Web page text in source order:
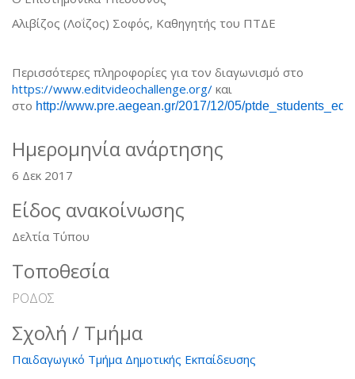
Αλιβίζος (Λοΐζος) Σοφός, Καθηγητής του ΠΤΔΕ
Περισσότερες πληροφορίες για τον διαγωνισμό στο
https://www.editvideochallenge.org/ και
στο http://www.pre.aegean.gr/2017/12/05/
Ημερομηνία ανάρτησης
6 Δεκ 2017
Είδος ανακοίνωσης
Δελτία Τύπου
Τοποθεσία
ΡΟΔΟΣ
Σχολή / Τμήμα
Παιδαγωγικό Τμήμα Δημοτικής Εκπαίδευσης